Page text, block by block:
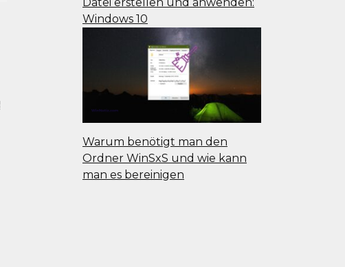
Windows 10
Warum benötigt man den
Ordner WinSxS und wie kann
man es bereinigen